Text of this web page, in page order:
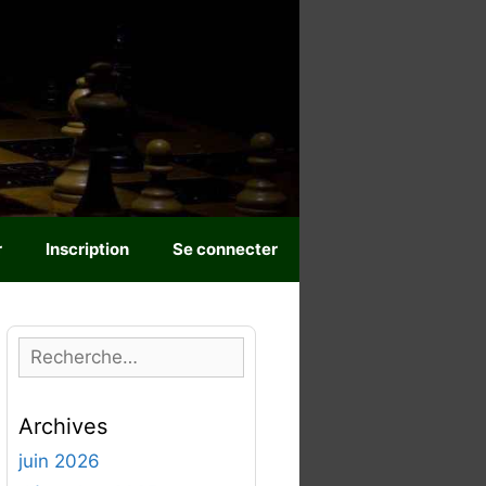
Inscription Se connecter
e
h
e
Archives
juin 2026